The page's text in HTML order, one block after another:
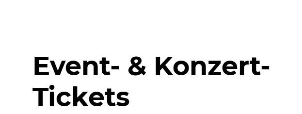
Event- & Konzert-
Tickets